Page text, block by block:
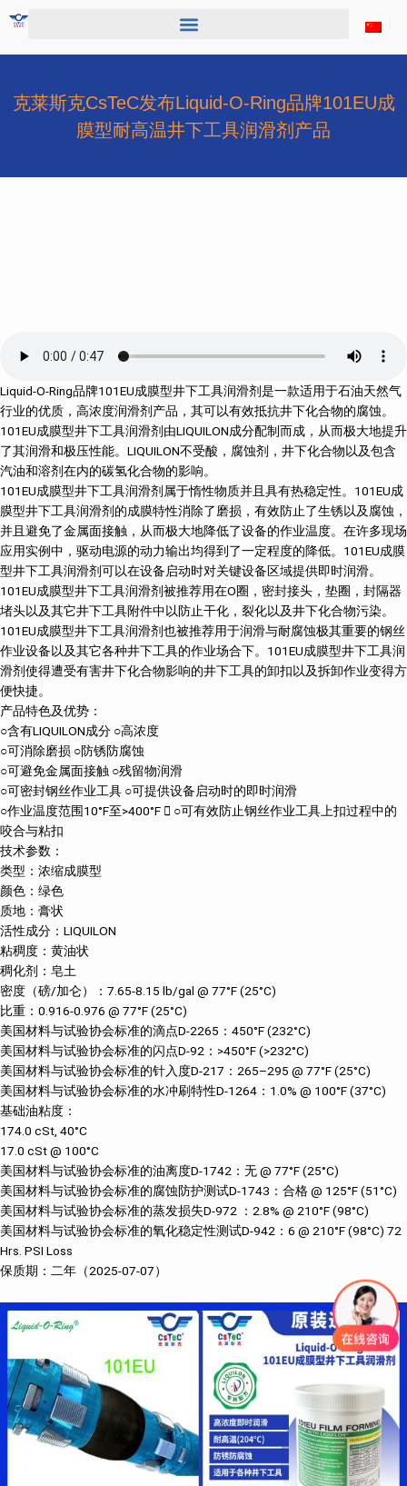
克莱斯克CsTeC发布Liquid-O-Ring品牌101EU成
膜型耐高温井下工具润滑剂产品
Liquid-O-Ring品牌101EU成膜型井下工具润滑剂是一款适用于石油天然气
行业的优质，高浓度润滑剂产品，其可以有效抵抗井下化合物的腐蚀。
101EU成膜型井下工具润滑剂由LIQUILON成分配制而成，从而极大地提升
了其润滑和极压性能。LIQUILON不受酸，腐蚀剂，井下化合物以及包含
汽油和溶剂在内的碳氢化合物的影响。
101EU成膜型井下工具润滑剂属于惰性物质并且具有热稳定性。101EU成
膜型井下工具润滑剂的成膜特性消除了磨损，有效防止了生锈以及腐蚀，
并且避免了金属面接触，从而极大地降低了设备的作业温度。在许多现场
应用实例中，驱动电源的动力输出均得到了一定程度的降低。101EU成膜
型井下工具润滑剂可以在设备启动时对关键设备区域提供即时润滑。
101EU成膜型井下工具润滑剂被推荐用在O圈，密封接头，垫圈，封隔器
堵头以及其它井下工具附件中以防止干化，裂化以及井下化合物污染。
101EU成膜型井下工具润滑剂也被推荐用于润滑与耐腐蚀极其重要的钢丝
作业设备以及其它各种井下工具的作业场合下。101EU成膜型井下工具润
滑剂使得遭受有害井下化合物影响的井下工具的卸扣以及拆卸作业变得方
便快捷。
产品特色及优势：
○含有LIQUILON成分 ○高浓度
○可消除磨损 ○防锈防腐蚀
○可避免金属面接触 ○残留物润滑
○可密封钢丝作业工具 ○可提供设备启动时的即时润滑
○作业温度范围10°F至>400°F  ○可有效防止钢丝作业工具上扣过程中的
咬合与粘扣
技术参数：
类型：浓缩成膜型
颜色：绿色
质地：膏状
活性成分：LIQUILON
粘稠度：黄油状
稠化剂：皂土
密度（磅/加仑）：7.65-8.15 lb/gal @ 77°F (25°C)
比重：0.916-0.976 @ 77°F (25°C)
美国材料与试验协会标准的滴点D-2265：450°F (232°C)
美国材料与试验协会标准的闪点D-92：>450°F (>232°C)
美国材料与试验协会标准的针入度D-217：265–295 @ 77°F (25°C)
美国材料与试验协会标准的水冲刷特性D-1264：1.0% @ 100°F (37°C)
基础油粘度：
174.0 cSt, 40°C
17.0 cSt @ 100°C
美国材料与试验协会标准的油离度D-1742：无 @ 77°F (25°C)
美国材料与试验协会标准的腐蚀防护测试D-1743：合格 @ 125°F (51°C)
美国材料与试验协会标准的蒸发损失D-972 ：2.8% @ 210°F (98°C)
美国材料与试验协会标准的氧化稳定性测试D-942：6 @ 210°F (98°C) 72
Hrs. PSI Loss
保质期：二年（2025-07-07）